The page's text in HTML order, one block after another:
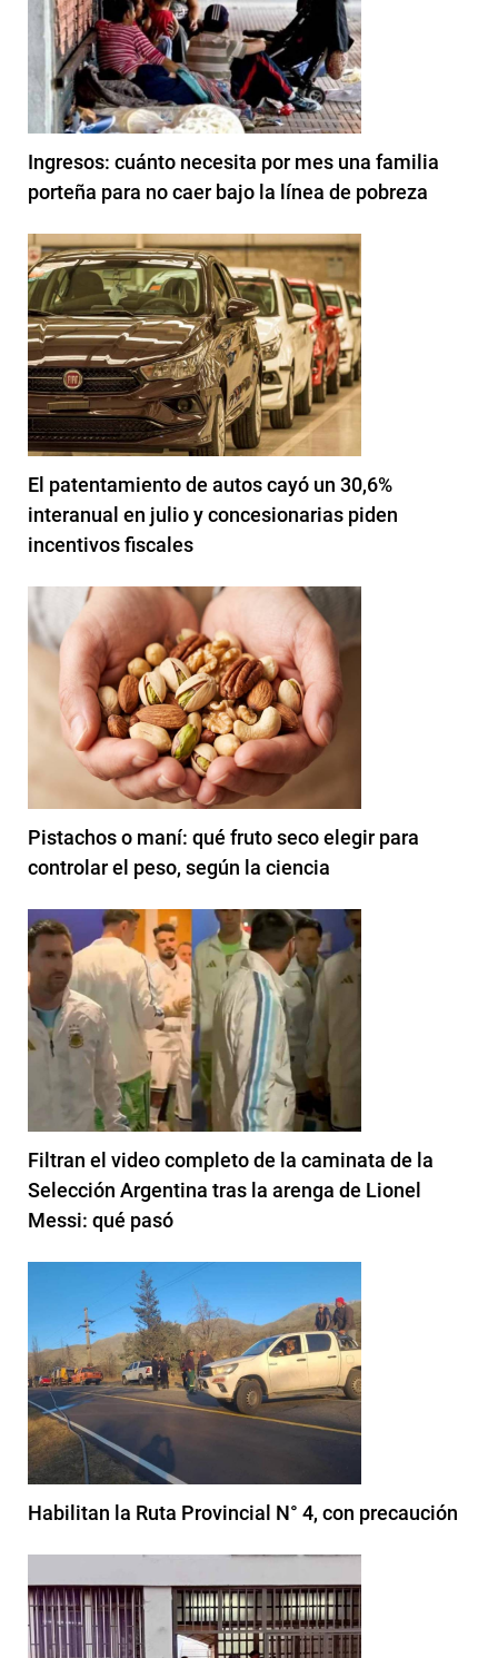
Ingresos: cuánto necesita por mes una familia
porteña para no caer bajo la línea de pobreza
El patentamiento de autos cayó un 30,6%
interanual en julio y concesionarias piden
incentivos fiscales
Pistachos o maní: qué fruto seco elegir para
controlar el peso, según la ciencia
Filtran el video completo de la caminata de la
Selección Argentina tras la arenga de Lionel
Messi: qué pasó
Habilitan la Ruta Provincial N° 4, con precaución